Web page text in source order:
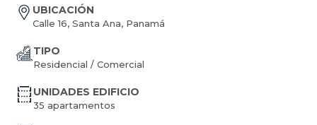
UBICACIÓN
Calle 16, Santa Ana, Panamá
TIPO
Residencial / Comercial
UNIDADES EDIFICIO
35 apartamentos